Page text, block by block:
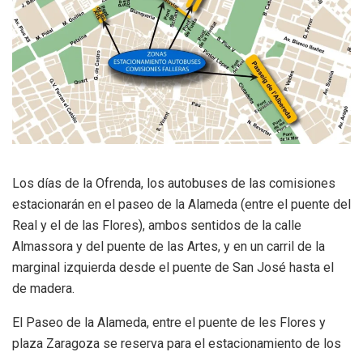
Los días de la Ofrenda, los autobuses de las comisiones
estacionarán en el paseo de la Alameda (entre el puente del
Real y el de las Flores), ambos sentidos de la calle
Almassora y del puente de las Artes, y en un carril de la
marginal izquierda desde el puente de San José hasta el
de madera.
El Paseo de la Alameda, entre el puente de les Flores y
plaza Zaragoza se reserva para el estacionamiento de los